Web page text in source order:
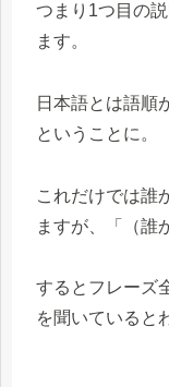
つまり1つ目の
ます。
日本語とは語順
ということに。
これだけでは誰
ますが、「（誰
するとフレーズ
を聞いていると